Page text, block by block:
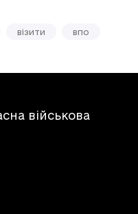
візити впо
військова